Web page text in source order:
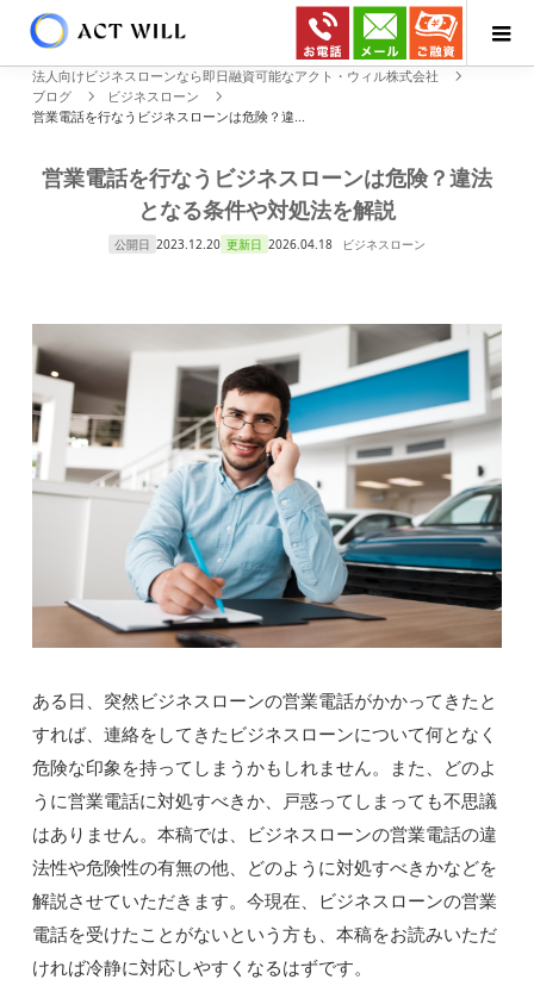
法人向けビジネスローンなら即日融資可能なアクト・ウィル株式会社
ブログ
ビジネスローン
営業電話を行なうビジネスローンは危険？違...
営業電話を行なうビジネスローンは危険？違法
となる条件や対処法を解説
公開日 2023.12.20 更新日 2026.04.18 ビジネスローン
ある日、突然ビジネスローンの営業電話がかかってきたと
すれば、連絡をしてきたビジネスローンについて何となく
危険な印象を持ってしまうかもしれません。また、どのよ
うに営業電話に対処すべきか、戸惑ってしまっても不思議
はありません。本稿では、ビジネスローンの営業電話の違
法性や危険性の有無の他、どのように対処すべきかなどを
解説させていただきます。今現在、ビジネスローンの営業
電話を受けたことがないという方も、本稿をお読みいただ
ければ冷静に対応しやすくなるはずです。